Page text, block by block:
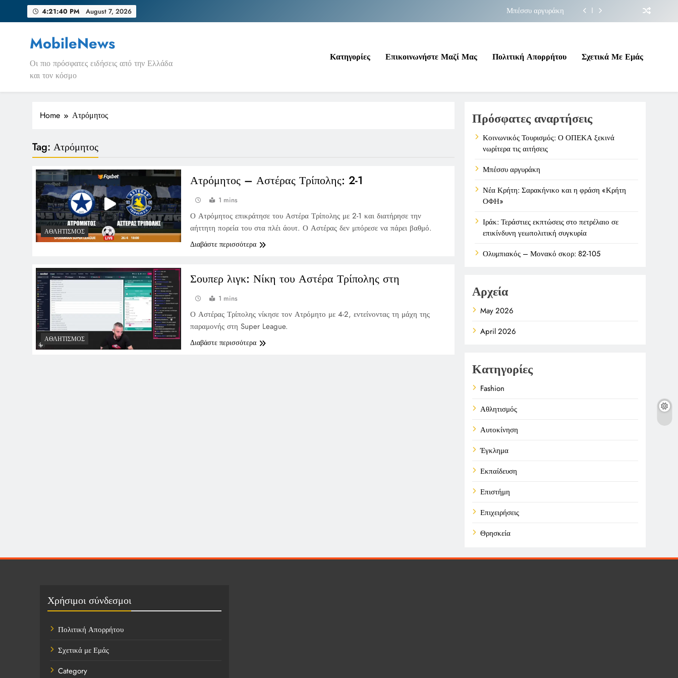
4:21:40 PM August 7, 2026
Μπέσσυ αργυράκη
Ιράκ: Τεράστιες εκπτώσεις στο πετρέλαιο σε επικίνδυνη γεωπολιτική συγκυρία
Μπέσσυ αργυράκη
Νέα Κρήτη: Σαρακήνικο και η φράση «Κρήτη ΟΦΗ»
Ιράκ: Τεράστιες εκπτώσεις στο πετρέλαιο σε επικίνδυνη γεωπολιτική συγκυρία
MobileNews
Οι πιο πρόσφατες ειδήσεις από την Ελλάδα
και τον κόσμο
Κατηγορίες Επικοινωνήστε Μαζί Μας Πολιτική Απορρήτου Σχετικά Με Εμάς
Home Ατρόμητος
Tag: Ατρόμητος
ΑΘΛΗΤΙΣΜΌΣ
Ατρόμητος – Αστέρας Τρίπολης: 2-1
1 mins
Ο Ατρόμητος επικράτησε του Αστέρα Τρίπολης με 2-1 και διατήρησε την
αήττητη πορεία του στα πλέι άουτ. Ο Αστέρας δεν μπόρεσε να πάρει βαθμό.
Διαβάστε περισσότερα
ΑΘΛΗΤΙΣΜΌΣ
Σουπερ λιγκ: Νίκη του Αστέρα Τρίπολης στη
1 mins
Ο Αστέρας Τρίπολης νίκησε τον Ατρόμητο με 4-2, εντείνοντας τη μάχη της
παραμονής στη Super League.
Διαβάστε περισσότερα
Πρόσφατες αναρτήσεις
Κοινωνικός Τουρισμός: Ο ΟΠΕΚΑ ξεκινά
νωρίτερα τις αιτήσεις
Μπέσσυ αργυράκη
Νέα Κρήτη: Σαρακήνικο και η φράση «Κρήτη
ΟΦΗ»
Ιράκ: Τεράστιες εκπτώσεις στο πετρέλαιο σε
επικίνδυνη γεωπολιτική συγκυρία
Ολυμπιακός – Μονακό σκορ: 82-105
Αρχεία
May 2026
April 2026
Κατηγορίες
Fashion
Αθλητισμός
Αυτοκίνηση
Έγκλημα
Εκπαίδευση
Επιστήμη
Επιχειρήσεις
Θρησκεία
Χρήσιμοι σύνδεσμοι
Πολιτική Απορρήτου
Σχετικά με Εμάς
Category